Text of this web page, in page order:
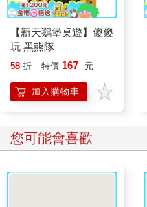
【新天鵝堡桌遊】傻傻
玩 黑熊隊
58 折 特價 167 元
加入購物車
您可能會喜歡